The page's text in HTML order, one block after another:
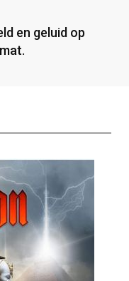
en geluid op